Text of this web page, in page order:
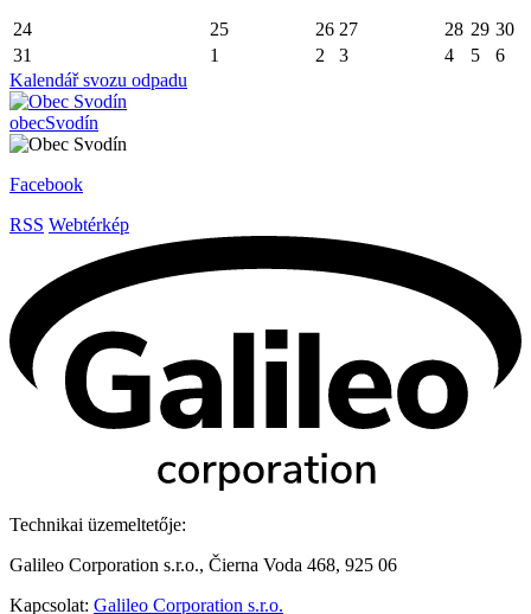
24 25 26 27 28 29 30
31
1 2 3 4 5
6
Kalendář svozu odpadu
obecSvodín
Facebook
RSS Webtérkép
Technikai üzemeltetője:
Galileo Corporation s.r.o., Čierna Voda 468, 925 06
Kapcsolat: Galileo Corporation s.r.o.